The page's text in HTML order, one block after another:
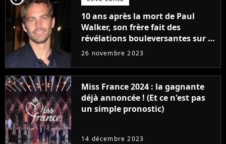
10 ans après la mort de Paul
Walker, son frère fait des
révélations bouleversantes sur la
réaction des acteurs de Fast and
26 novembre 2023
Miss France 2024 : la gagnante
déjà annoncée ! (Et ce n'est pas
un simple pronostic)
14 décembre 2023